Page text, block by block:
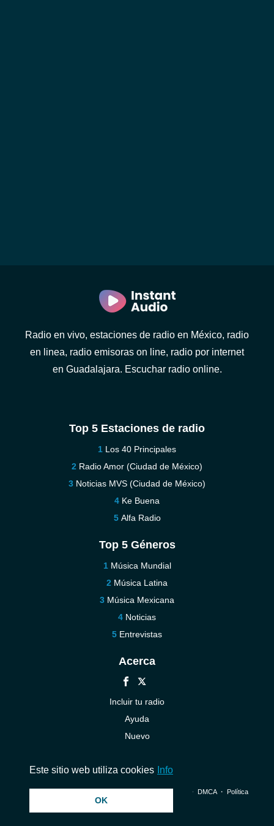
Radio en vivo, estaciones de radio en México, radio
en linea, radio emisoras on line, radio por internet
en Guadalajara. Escuchar radio online.
Top 5 Estaciones de radio
Los 40 Principales
Radio Amor (Ciudad de México)
Noticias MVS (Ciudad de México)
Ke Buena
Alfa Radio
Top 5 Géneros
Música Mundial
Música Latina
Música Mexicana
Noticias
Entrevistas
Acerca
Incluir tu radio
Ayuda
Nuevo
© 2026 InstantAudio. Reservados todos los derechos. ・ DMCA・ Política
Este sitio web utiliza cookies Info
OK